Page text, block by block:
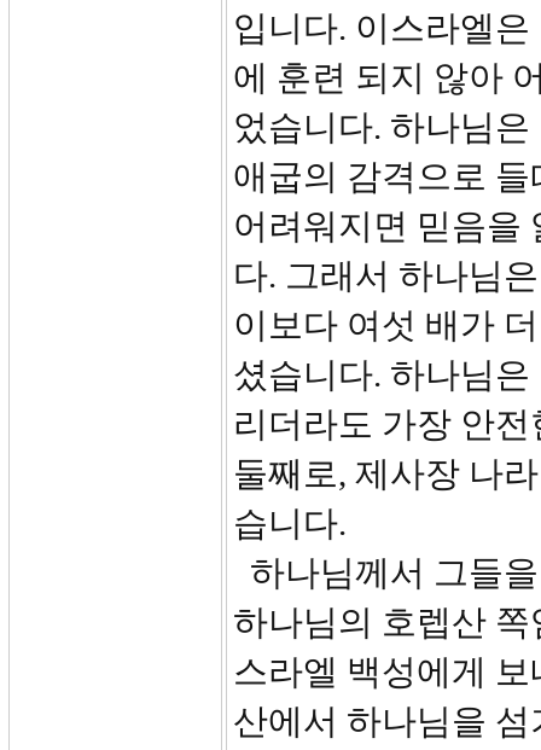
입니다. 이스라엘
에 훈련 되지 않아
었습니다. 하나님
애굽의 감격으로
어려워지면 믿음을
다. 그래서 하나님
이보다 여섯 배가
셨습니다. 하나님
리더라도 가장 안
둘째로, 제사장 나
습니다.
하나님께서 그들
하나님의 호렙산
스라엘 백성에게
산에서 하나님을